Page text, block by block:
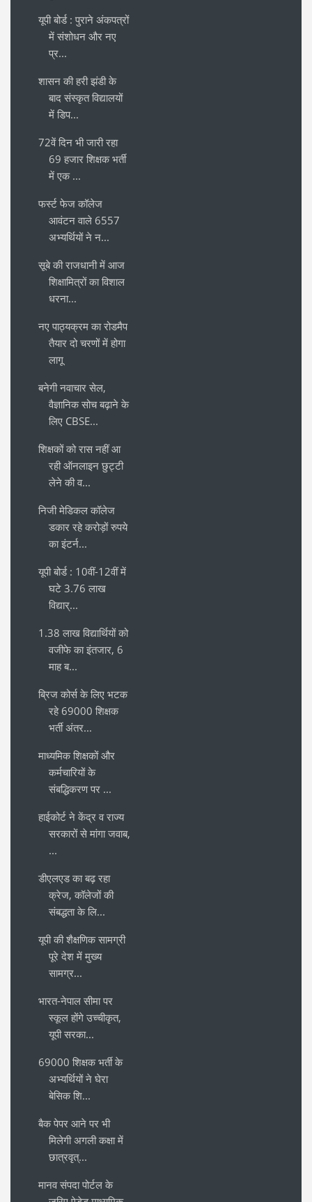
यूपी बोर्ड : पुराने अंकपत्रों
में संशोधन और नए
प्र...
शासन की हरी झंडी के
बाद संस्कृत विद्यालयों
में डिप...
72वें दिन भी जारी रहा
69 हजार शिक्षक भर्ती
में एक ...
फर्स्ट फेज कॉलेज
आवंटन वाले 6557
अभ्यर्थियों ने न...
सूबे की राजधानी में आज
शिक्षामित्रों का विशाल
धरना...
नए पाठ्यक्रम का रोडमैप
तैयार दो चरणों में होगा
लागू
बनेगी नवाचार सेल,
वैज्ञानिक सोच बढ़ाने के
लिए CBSE...
शिक्षकों को रास नहीं आ
रही ऑनलाइन छुट्टी
लेने की व...
निजी मेडिकल कॉलेज
डकार रहे करोड़ों रुपये
का इंटर्न...
यूपी बोर्ड : 10वीं-12वीं में
घटे 3.76 लाख
विद्यार्...
1.38 लाख विद्यार्थियों को
वजीफे का इंतजार, 6
माह ब...
ब्रिज कोर्स के लिए भटक
रहे 69000 शिक्षक
भर्ती अंतर...
माध्यमिक शिक्षकों और
कर्मचारियों के
संबद्धिकरण पर ...
हाईकोर्ट ने केंद्र व राज्य
सरकारों से मांगा जवाब,
...
डीएलएड का बढ़ रहा
क्रेज, कॉलेजों की
संबद्धता के लि...
यूपी की शैक्षणिक सामग्री
पूरे देश में मुख्य
सामग्र...
भारत-नेपाल सीमा पर
स्कूल होंगे उच्चीकृत,
यूपी सरका...
69000 शिक्षक भर्ती के
अभ्यर्थियों ने घेरा
बेसिक शि...
बैक पेपर आने पर भी
मिलेगी अगली कक्षा में
छात्रवृत्...
मानव संपदा पोर्टल के